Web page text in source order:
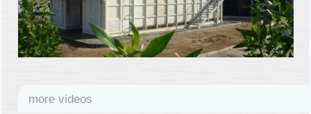
more videos